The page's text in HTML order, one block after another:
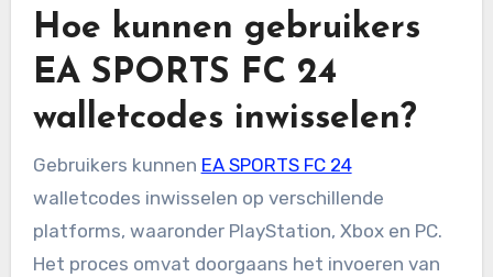
Hoe kunnen gebruikers
EA SPORTS FC 24
walletcodes inwisselen?
Gebruikers kunnen EA SPORTS FC 24
walletcodes inwisselen op verschillende
platforms, waaronder PlayStation, Xbox en PC.
Het proces omvat doorgaans het invoeren van